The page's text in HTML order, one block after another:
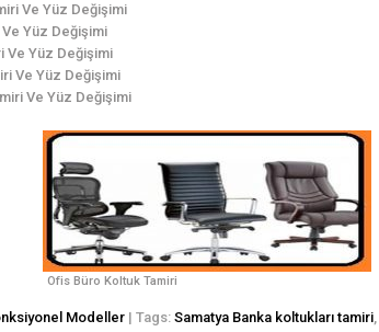
Ve Yüz Değişimi
Yüz Değişimi
Ve Yüz Değişimi
Ve Yüz Değişimi
Ve Yüz Değişimi
Ofis Büro Koltuk Tamiri
Modeller | Tags: Samatya Banka koltukları tamiri,